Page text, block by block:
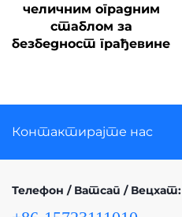
челичним оградним
стаблом за
безбедност грађевине
Контактирајте нас
Телефон / Ватсап / Вецхат: